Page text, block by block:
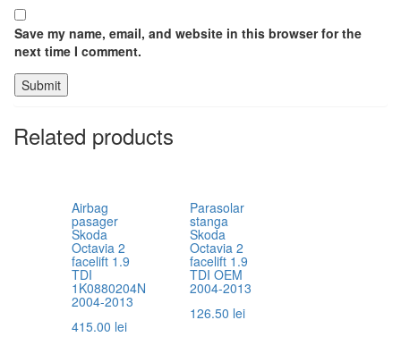
Save my name, email, and website in this browser for the
next time I comment.
Related products
Airbag
pasager
Skoda
Octavia 2
facelift 1.9
TDI
1K0880204N
2004-2013
415.00 lei
Parasolar
stanga
Skoda
Octavia 2
facelift 1.9
TDI OEM
2004-2013
126.50 lei